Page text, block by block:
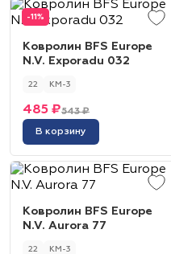
-11%
Ковролин BFS Europe
N.V. Exporadu 032
22 КМ-3
543 ₽
485 ₽
В корзину
Ковролин BFS Europe
N.V. Aurora 77
22 КМ-3